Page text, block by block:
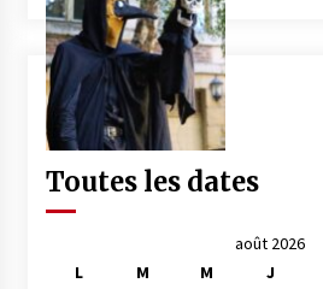
Toutes les dates
août 2026
L
M M J